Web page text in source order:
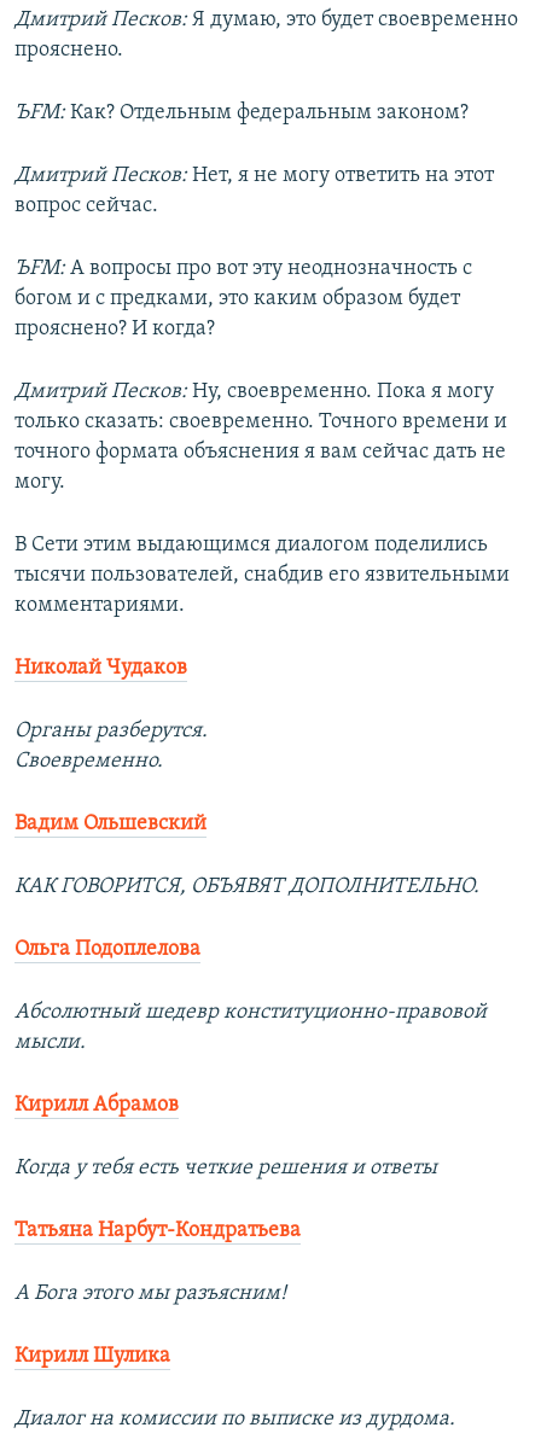
Дмитрий Песков:Я думаю, это будет своевременно
прояснено.
ЪFM:Как? Отдельным федеральным законом?
Дмитрий Песков:Нет, я не могу ответить на этот
вопрос сейчас.
ЪFM:А вопросы про вот эту неоднозначность с
богом и с предками, это каким образом будет
прояснено? И когда?
Дмитрий Песков:Ну, своевременно. Пока я могу
только сказать: своевременно. Точного времени и
точного формата объяснения я вам сейчас дать не
могу.
В Сети этим выдающимся диалогом поделились
тысячи пользователей, снабдив его язвительными
комментариями.
Николай Чудаков
Органы разберутся.
Своевременно.
Вадим Ольшевский
КАК ГОВОРИТСЯ, ОБЪЯВЯТ ДОПОЛНИТЕЛЬНО.
Ольга Подоплелова
Абсолютный шедевр конституционно-правовой
мысли.
Кирилл Абрамов
Когда у тебя есть четкие решения и ответы
Татьяна Нарбут-Кондратьева
А Бога этого мы разъясним!
Кирилл Шулика
Диалог на комиссии по выписке из дурдома.